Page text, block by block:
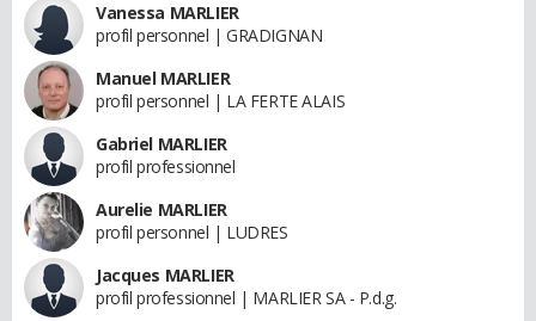
Vanessa MARLIER
profil personnel | GRADIGNAN
Manuel MARLIER
profil personnel | LA FERTE ALAIS
Gabriel MARLIER
profil professionnel
Aurelie MARLIER
profil personnel | LUDRES
Jacques MARLIER
profil professionnel | MARLIER SA - P.d.g.